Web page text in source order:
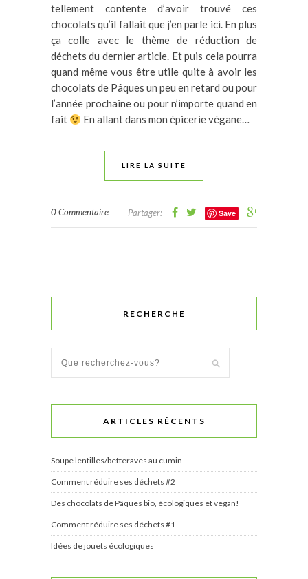
tellement contente d’avoir trouvé ces
chocolats qu’il fallait que j’en parle ici. En plus
ça colle avec le thème de réduction de
déchets du dernier article. Et puis cela pourra
quand même vous être utile quite à avoir les
chocolats de Pâques un peu en retard ou pour
l’année prochaine ou pour n’importe quand en
fait
En allant dans mon épicerie végane…
LIRE LA SUITE
0 Commentaire Partager: Save
RECHERCHE
ARTICLES RÉCENTS
Soupe lentilles/betteraves au cumin
Comment réduire ses déchets #2
Des chocolats de Pâques bio, écologiques et vegan!
Comment réduire ses déchets #1
Idées de jouets écologiques